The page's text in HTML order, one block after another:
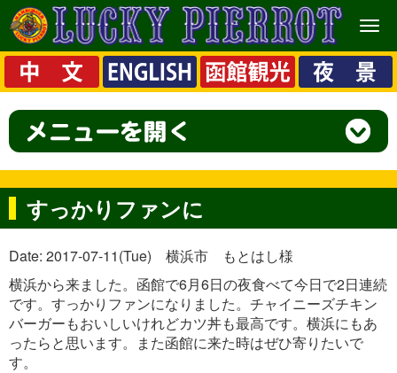
メ
ニ
ュ
ー
すっかりファンに
Date: 2017-07-11(Tue) 横浜市 もとはし様
横浜から来ました。函館で6月6日の夜食べて今日で2日連続
です。すっかりファンになりました。チャイニーズチキン
バーガーもおいしいけれどカツ丼も最高です。横浜にもあ
ったらと思います。また函館に来た時はぜひ寄りたいで
す。